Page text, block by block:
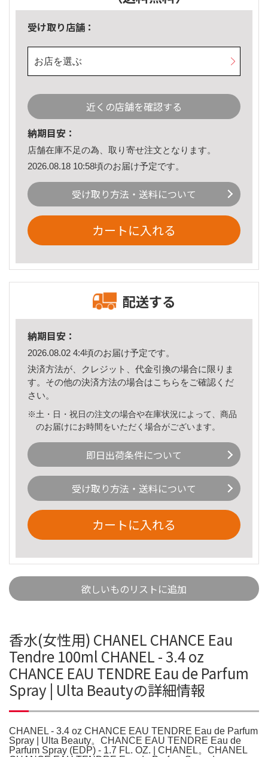
受け取り店舗：
お店を選ぶ
近くの店舗を確認する
納期目安：
店舗在庫不足の為、取り寄せ注文となります。
2026.08.18 10:58頃のお届け予定です。
受け取り方法・送料について
カートに入れる
配送する
納期目安：
2026.08.02 4:4頃のお届け予定です。
決済方法が、クレジット、代金引換の場合に限りま
す。その他の決済方法の場合はこちら をご確認くだ
さい。
※土・日・祝日の注文の場合や在庫状況によって、商品
のお届けにお時間をいただく場合がございます。
即日出荷条件について
受け取り方法・送料について
カートに入れる
欲しいものリストに追加
香水(女性用) CHANEL CHANCE Eau
Tendre 100ml CHANEL - 3.4 oz
CHANCE EAU TENDRE Eau de Parfum
Spray | Ulta Beautyの詳細情報
CHANEL - 3.4 oz CHANCE EAU TENDRE Eau de Parfum
Spray | Ulta Beauty。CHANCE EAU TENDRE Eau de
Parfum Spray (EDP) - 1.7 FL. OZ. | CHANEL。CHANEL